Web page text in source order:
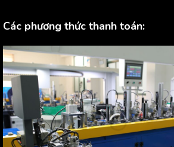
Các phương thức thanh toán: